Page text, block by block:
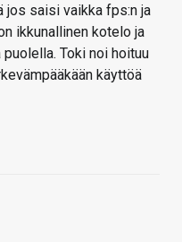
jos saisi vaikka fps:n ja
ikkunallinen kotelo ja
Toki noi hoituu
käyttöä